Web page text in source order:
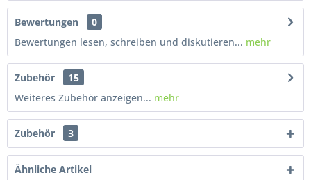
Bewertungen
0
Bewertungen lesen, schreiben und diskutieren... mehr
Zubehör
15
Weiteres Zubehör anzeigen... mehr
Zubehör 3
Ähnliche Artikel